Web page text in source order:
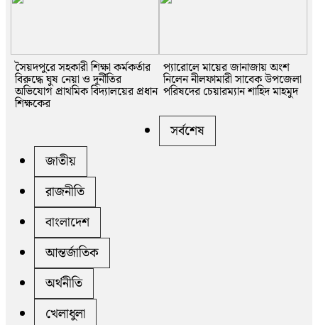
সৈয়দপুরে সহকারী শিক্ষা কর্মকর্তার
বিরুদ্ধে ঘুষ নেয়া ও দূর্নীতির
অভিযোগ প্রাথমিক বিদ্যালয়ের প্রধান
শিক্ষকের
প্যারোলে মায়ের জানাজায় অংশ
নিলেন নীলফামারী সাবেক উপজেলা
পরিষদের চেয়ারম্যান শাহিদ মাহমুদ
সর্বশেষ
জাতীয়
রাজনীতি
বাংলাদেশ
আন্তর্জাতিক
অর্থনীতি
খেলাধুলা